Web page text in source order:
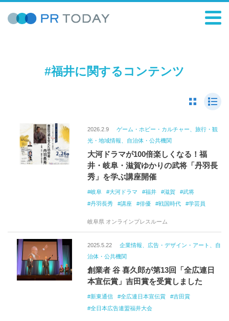
#福井に関するコンテンツ
2026.2.9
ゲーム・ホビー・カルチャー、旅行・観
光・地域情報、自治体・公共機関
大河ドラマが100倍楽しくなる！福
井・岐阜・滋賀ゆかりの武将「丹羽長
秀」を学ぶ講座開催
岐阜 大河ドラマ 福井 滋賀
武将
丹羽長秀
講座 俳優 戦国時代 学芸員
岐阜県 オンラインプレスルーム
2025.5.22
企業情報、広告・デザイン・アート、自
治体・公共機関
創業者 谷 喜久郎が第13回「全広連日
本宣伝賞」吉田賞を受賞しました
新東通信 全広連日本宣伝賞
吉田賞
全日本広告連盟福井大会